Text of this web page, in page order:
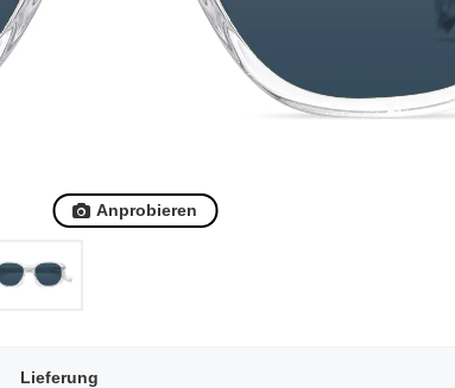
Anprobieren
Lieferung